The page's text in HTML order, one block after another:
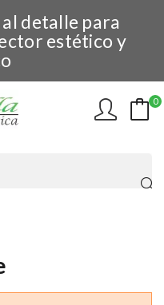
detalle para
estético y
0